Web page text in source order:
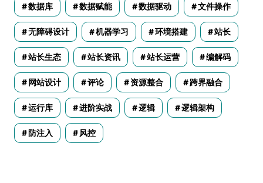
数据库 数据赋能 数据驱动 文件操作
无障碍设计 机器学习 环境搭建 站长
站长生态 站长资讯 站长运营 编解码
网站设计 评论 资源整合 跨界融合
运行库 进阶实战 逻辑 逻辑架构
防注入 风控